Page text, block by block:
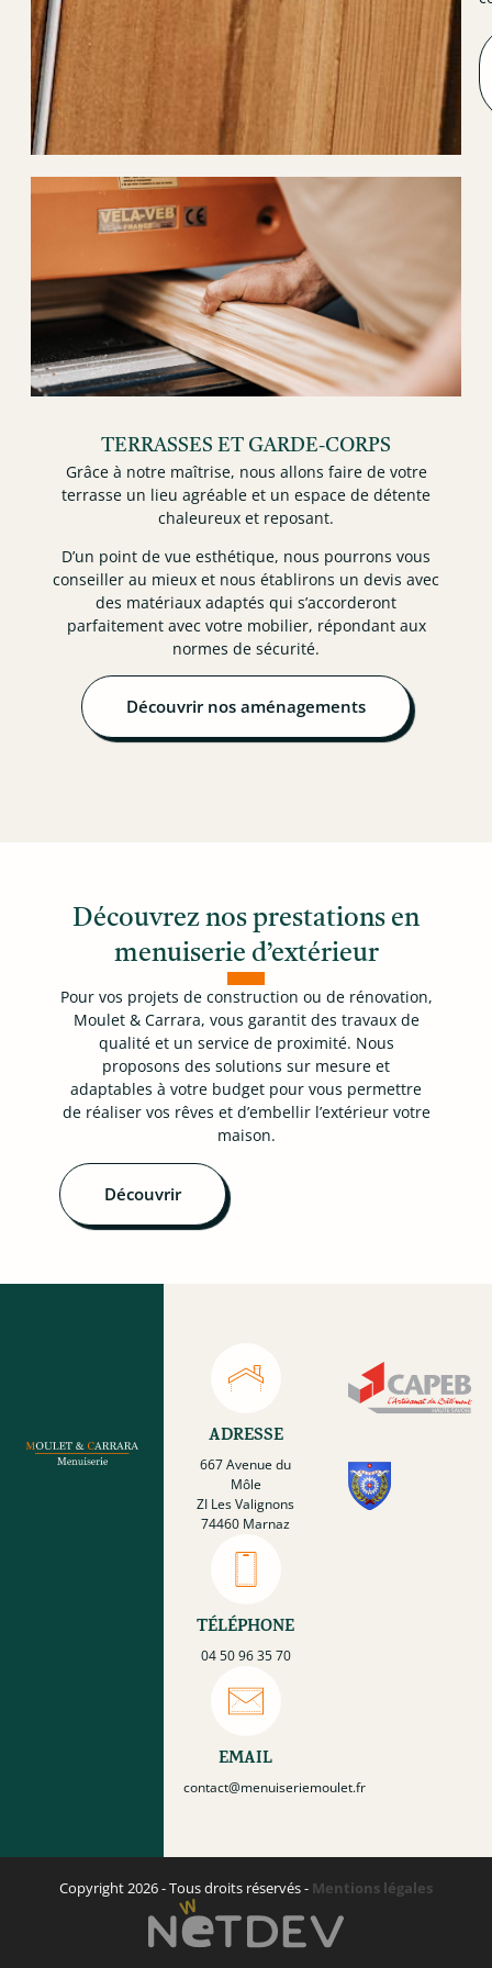
TERRASSES ET GARDE-CORPS
Grâce à notre maîtrise, nous allons faire de votre
terrasse un lieu agréable et un espace de détente
chaleureux et reposant.
D’un point de vue esthétique, nous pourrons vous
conseiller au mieux et nous établirons un devis avec
des matériaux adaptés qui s’accorderont
parfaitement avec votre mobilier, répondant aux
normes de sécurité.
Découvrir nos aménagements
Découvrez nos prestations en
menuiserie d’extérieur
Pour vos projets de construction ou de rénovation,
Moulet & Carrara, vous garantit des travaux de
qualité et un service de proximité. Nous
proposons des solutions sur mesure et
adaptables à votre budget pour vous permettre
de réaliser vos rêves et d’embellir l’extérieur votre
maison.
Découvrir
ADRESSE
667 Avenue du
Môle
ZI Les Valignons
74460 Marnaz
TÉLÉPHONE
04 50 96 35 70
EMAIL
contact@menuiseriemoulet.fr
Copyright 2026 - Tous droits réservés- Mentions légales